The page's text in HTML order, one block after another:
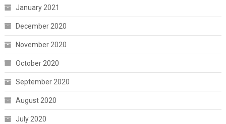
January 2021
December 2020
November 2020
October 2020
September 2020
August 2020
July 2020